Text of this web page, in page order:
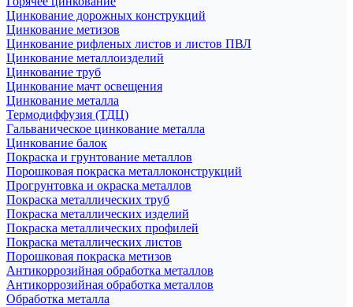
Цинкование дорожных конструкций
Цинкование метизов
Цинкование рифленых листов и листов ПВЛ
Цинкование металлоизделий
Цинкование труб
Цинкование мачт освещения
Цинкование металла
Термодиффузия (ТДЦ)
Гальваническое цинкование металла
Цинкование балок
Покраска и грунтование металлов
Порошковая покраска металлоконструкций
Прогрунтовка и окраска металлов
Покраска металлических труб
Покраска металлических изделий
Покраска металлических профилей
Покраска металлических листов
Порошковая покраска метизов
Антикоррозийная обработка металлов
Антикоррозийная обработка металлов
Обработка металла